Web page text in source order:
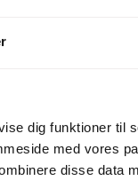
dig funktioner til
med vores
disse data
som regel på
kan producerer
der er perioder i